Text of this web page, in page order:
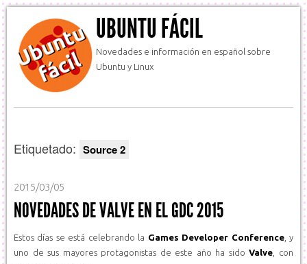
UBUNTU FÁCIL
Novedades e información en español sobre
Ubuntu y Linux
Etiquetado: Source 2
2015/03/05
NOVEDADES DE VALVE EN EL GDC 2015
Estos días se está celebrando la Games Developer Conference, y
uno de sus mayores protagonistas de este año ha sidoValve , con